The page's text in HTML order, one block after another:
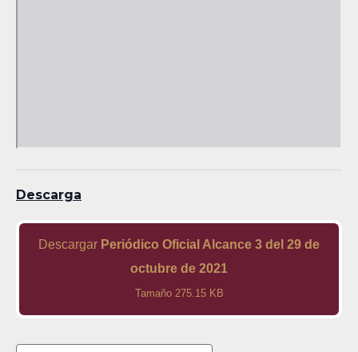
Descarga
Descargar Periódico Oficial Alcance 3 del 29 de
octubre de 2021
Tamaño 275.15 KB